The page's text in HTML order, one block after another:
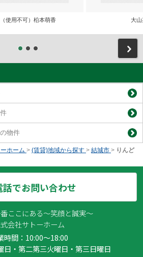
（使用不可）柗本萌香 大山
物件
ホーム > (賃貸)地域から探す > 結城市 > りんど
話でお問い合わせ
ここにある～笑顔と誠実～
会社サトーホーム
時間：10:00～18:00
日・第二第三火曜日・第三日曜日